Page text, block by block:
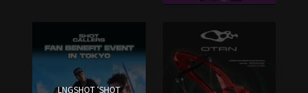
LNGSHOT ‘SHOT